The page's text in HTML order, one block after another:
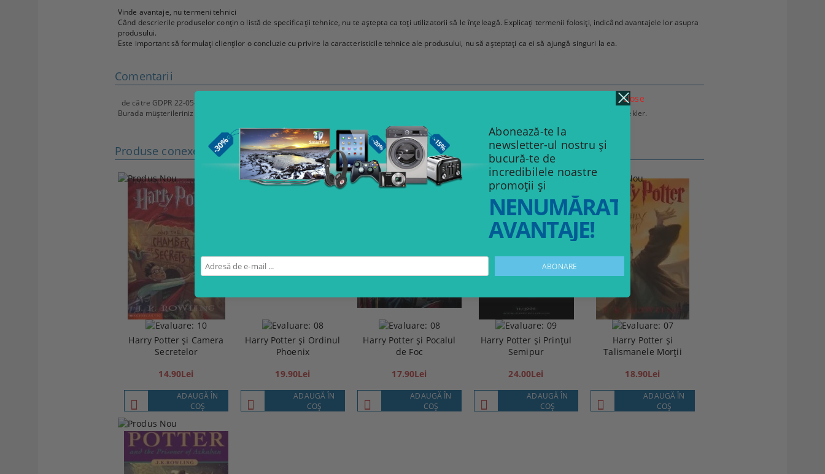
Vinde avantaje, nu termeni tehnici
Când descrierile produselor conțin o listă de specificații tehnice, nu te aștepta ca toți utilizatorii să le înțeleagă. Explicați termenii folosiți, indicând avantajele lor asupra
produsului.
Este important să formulați clienților o concluzie cu privire la caracteristicile tehnice ale produsului, nu să așteptați ca ei să ajungă singuri la ea.
Comentarii
de către GDPR 22-05-2018
Burada müşterileriniz ürün hakkında size soru sorabilecekler, ürün hakkında görüşlerini ifade edebilecekler ve sizden memnuyetlerini paylaşabilecekler.
Produse conexe
Harry Potter și Camera
Secretelor
14.90Lei
ADAUGĂ ÎN
COŞ
Harry Potter și Ordinul
Phoenix
19.90Lei
ADAUGĂ ÎN
COŞ
Harry Potter și Pocalul
de Foc
17.90Lei
ADAUGĂ ÎN
COŞ
Harry Potter și Prințul
Semipur
24.00Lei
ADAUGĂ ÎN
COŞ
Harry Potter și
Talismanele Morții
18.90Lei
ADAUGĂ ÎN
COŞ
Abonează-te la
newsletter-ul nostru și
bucură-te de
incredibilele noastre
promoții și
NENUMĂRATELE
AVANTAJE!
close